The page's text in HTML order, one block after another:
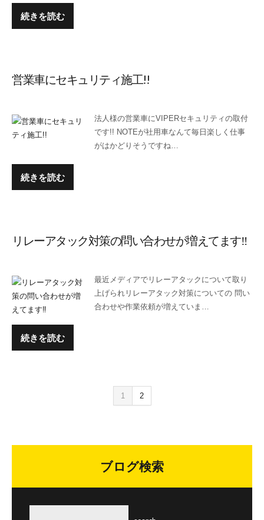
続きを読む
営業車にセキュリティ施工!!
法人様の営業車にVIPERセキュリティの取付
です!! NOTEが社用車なんて毎日楽しく仕事
がはかどりそうですね…
続きを読む
リレーアタック対策の問い合わせが増えてます‼
最近メディアでリレーアタックについて取り
上げられリレーアタック対策についての 問い
合わせや作業依頼が増えていま…
続きを読む
1 2
ブログ検索